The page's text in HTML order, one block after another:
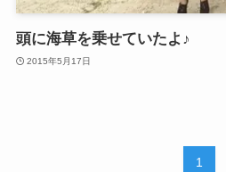
頭に海草を乗せていたよ♪
2015年5月17日
1